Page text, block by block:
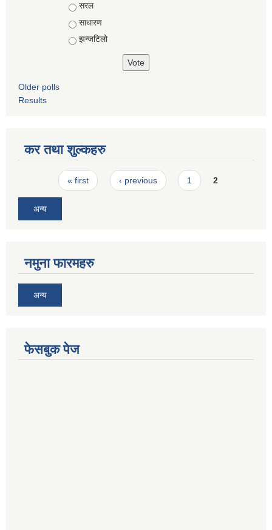
Choices
सरल
साधारण
झन्जटिलो
Older polls
Results
कर तथा शुल्कहरु
Pages« first ‹ previous 1 2
अन्य
नमुना फारमहरु
अन्य
फेसबुक पेज